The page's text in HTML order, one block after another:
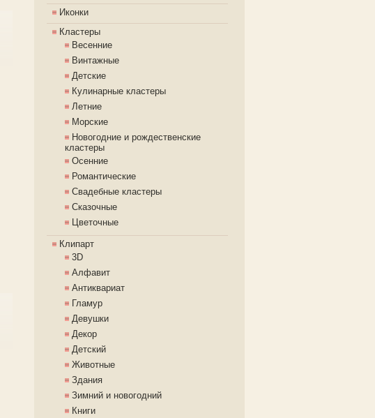
Иконки
Кластеры
Весенние
Винтажные
Детские
Кулинарные кластеры
Летние
Морские
Новогодние и рождественские
кластеры
Осенние
Романтические
Свадебные кластеры
Сказочные
Цветочные
Клипарт
3D
Алфавит
Антиквариат
Гламур
Девушки
Декор
Детский
Животные
Здания
Зимний и новогодний
Книги